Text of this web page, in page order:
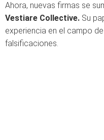
Ahora, nuevas firmas se
Vestiare Collective. Su
experiencia en el campo
falsificaciones.